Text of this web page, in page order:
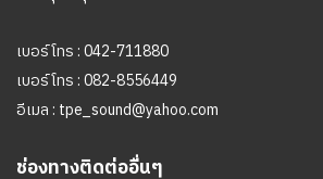
เบอร์โทร :042-711880
เบอร์โทร :082-8556449
อีเมล : tpe_sound@yahoo.com
ช่องทางติดต่ออื่นๆ